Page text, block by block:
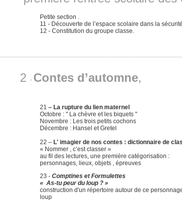
Petite section .
11 - Découverte de l’espace scolaire dans la
12 - Constitution du groupe classe.
2 - Contes d’automne,
21 – La rupture du lien maternel
Octobre : " La chèvre et les biquets "
Novembre : Les trois petits cochons
Décembre : Hansel et Gretel
22 – L' imagier de nos contes : dictionnaire de
« Nommer , c’est classer »
au fil des lectures, une première catégorisation :
personnages, lieux, objets , épreuves
23 - Comptines et Formulettes
« As-tu peur du loup ? »
construction d'un répertoire autour de ce
loup